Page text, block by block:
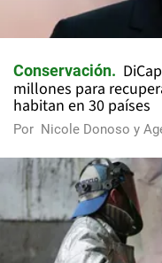
Conservación
millones para
habitan en 30 países
Por Nicole Donoso y